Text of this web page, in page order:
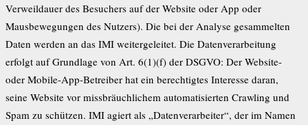
Verweildauer des Besuchers auf der Website oder App oder
Mausbewegungen des Nutzers). Die bei der Analyse gesammelten
Daten werden an das IMI weitergeleitet. Die Datenverarbeitung
erfolgt auf Grundlage von Art. 6(1)(f) der DSGVO: Der Website-
oder Mobile-App-Betreiber hat ein berechtigtes Interesse daran,
seine Website vor missbräuchlichem automatisierten Crawling und
Spam zu schützen. IMI agiert als „Datenverarbeiter“, der im Namen